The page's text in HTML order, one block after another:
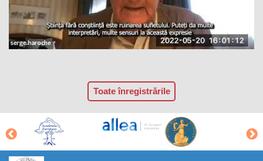
Toate înregistrările
https://propletenie.ru/